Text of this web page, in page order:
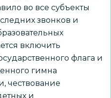
во все субъекты
звонков и
включить
флага и
гимна
чествование
и